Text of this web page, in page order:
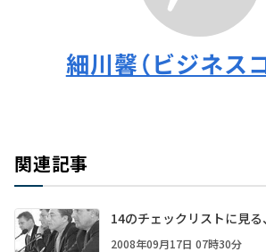
細川馨（ビジネス
関連記事
14のチェックリストに見る
2008年09月17日 07時30分